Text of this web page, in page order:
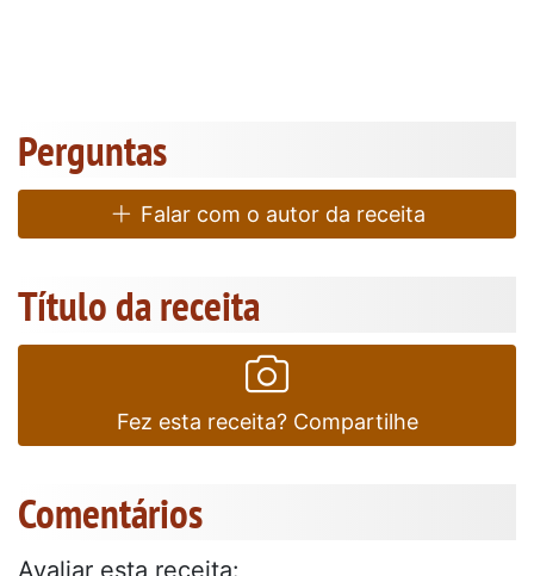
Perguntas
Falar com o autor da receita
Título da receita
Fez esta receita? Compartilhe
Comentários
Avaliar esta receita: